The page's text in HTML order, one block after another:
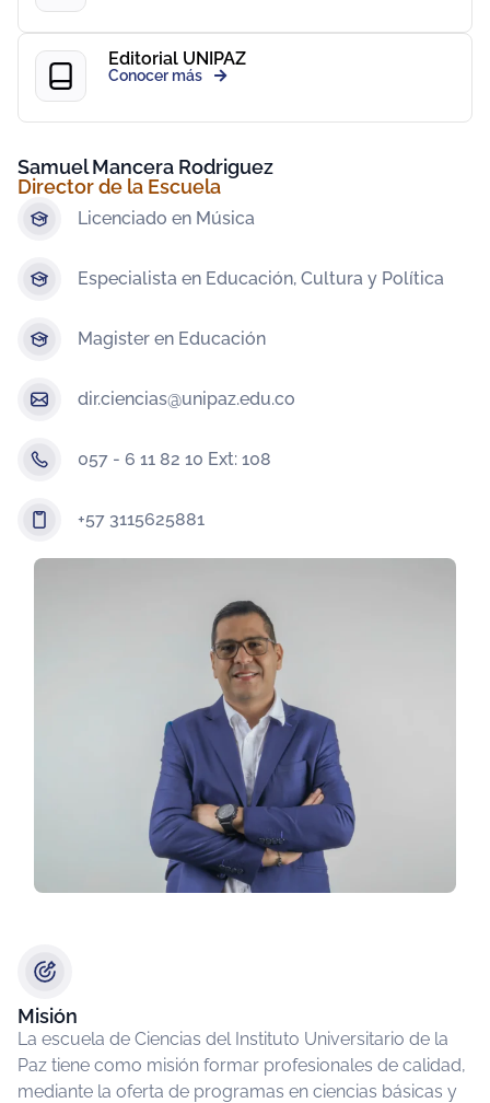
Editorial UNIPAZ
Conocer más
Samuel Mancera Rodriguez
Director de la Escuela
Licenciado en Música
Especialista en Educación, Cultura y Política
Magister en Educación
dir.ciencias@unipaz.edu.co
057 - 6 11 82 10 Ext: 108
+57 3115625881
Misión
La escuela de Ciencias del Instituto Universitario de la
Paz tiene como misión formar profesionales de calidad,
mediante la oferta de programas en ciencias básicas y